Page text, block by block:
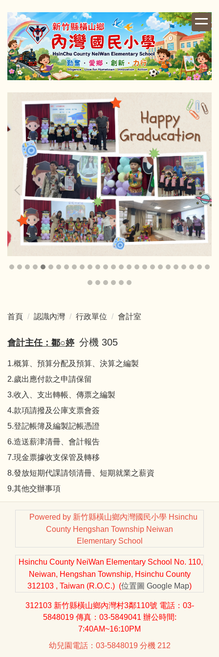
到
主
要
內
容
區
首頁 認識內灣 行政單位 會計室
會計主任：鄒○婷 分機 305
1.概算、預算分配及預算、決算之編製
2.歲出應付款之申請保留
3.收入、支出轉帳、傳票之編製
4.款項請撥及公庫支票會簽
5.登記帳簿及編製記帳憑證
6.造送薪津清冊、會計報告
7.現金票據收支保管及轉移
8.發放短期代課請領清冊、短期就業之薪資
9.其他交辦事項
Powered by 新竹縣橫山鄉內灣國民小學 Hsinchu
County Hengshan Township Neiwan
Elementary School
Hsinchu County NeiWan Elementary School No. 110,
Neiwan, Hengshan Township, Hsinchu County
312103 , Taiwan (R.O.C.) (位置圖 Google Map)
312103 新竹縣橫山鄉內灣村3鄰110號 電話：03-
5848019 傳真：03-5849041 辦公時間:
7:40AM~16:10PM
幼兒園電話：03-5848019 分機 212